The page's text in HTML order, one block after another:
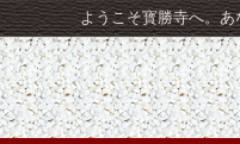
ようこそ寳勝寺へ。